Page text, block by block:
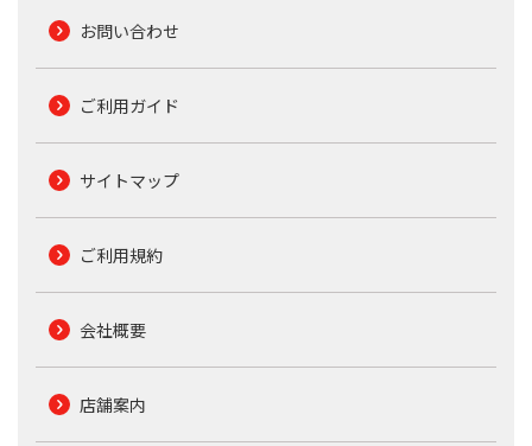
お問い合わせ
ご利用ガイド
サイトマップ
ご利用規約
会社概要
店舗案内